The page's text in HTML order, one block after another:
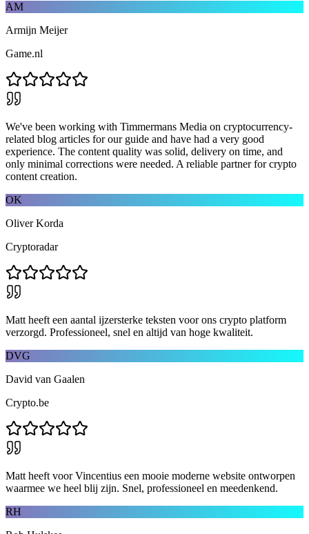
AM
Armijn Meijer
Game.nl
We've been working with Timmermans Media on cryptocurrency-
related blog articles for our guide and have had a very good
experience. The content quality was solid, delivery on time, and
only minimal corrections were needed. A reliable partner for crypto
content creation.
OK
Oliver Korda
Cryptoradar
Matt heeft een aantal ijzersterke teksten voor ons crypto platform
verzorgd. Professioneel, snel en altijd van hoge kwaliteit.
DVG
David van Gaalen
Crypto.be
Matt heeft voor Vincentius een mooie moderne website ontworpen
waarmee we heel blij zijn. Snel, professioneel en meedenkend.
RH